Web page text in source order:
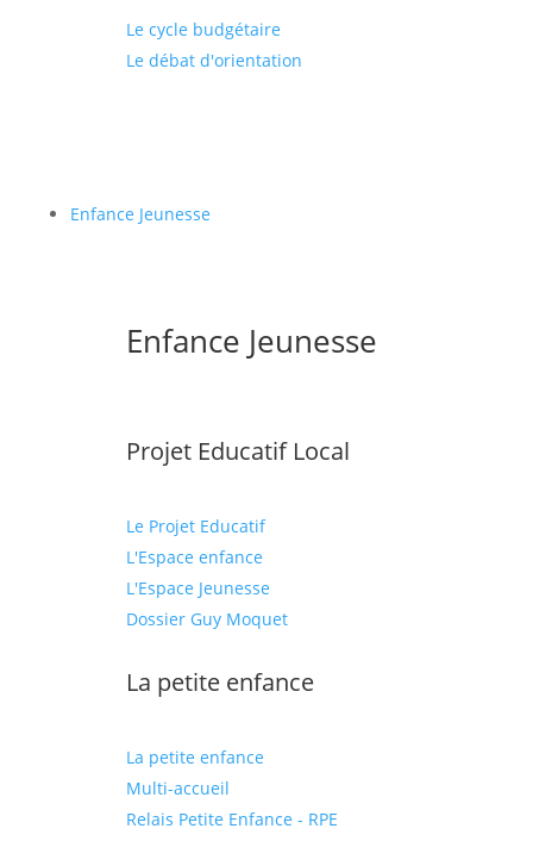
Le cycle budgétaire
Le débat d'orientation
Enfance Jeunesse
Enfance Jeunesse
Projet Educatif Local
Le Projet Educatif
L'Espace enfance
L'Espace Jeunesse
Dossier Guy Moquet
La petite enfance
La petite enfance
Multi-accueil
Relais Petite Enfance - RPE